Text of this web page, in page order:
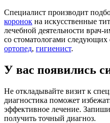
Специалист производит
коронок на искусственные
лечебной деятельности врач-
со стоматологами следующих
ортопед, гигиенист.
У вас появились
Не откладывайте визит к
диагностика поможет
эффективное лечение.
получить точный диагноз.